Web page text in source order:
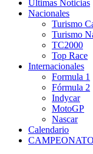
Últimas Noticias
Nacionales
Turismo
Turismo
TC2000
Top Race
Internacionales
Formula 1
Fórmula 2
Indycar
MotoGP
Nascar
Calendario